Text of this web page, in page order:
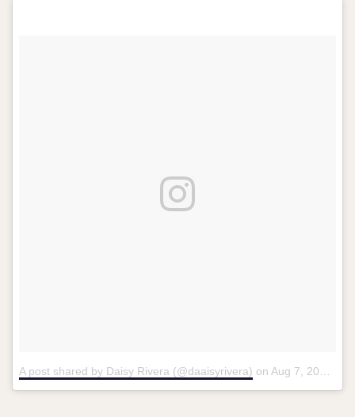
A post shared by Daisy Rivera (@daaisyrivera) on Aug 7, 2015 at 4:50pm PDT